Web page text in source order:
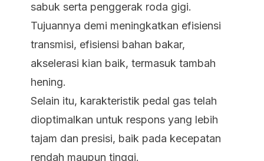
sabuk serta penggerak roda gigi.
Tujuannya demi meningkatkan efisiensi
transmisi, efisiensi bahan bakar,
akselerasi kian baik, termasuk tambah
hening.
Selain itu, karakteristik pedal gas telah
dioptimalkan untuk respons yang lebih
tajam dan presisi, baik pada kecepatan
rendah maupun tinggi.